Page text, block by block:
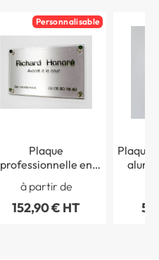
Personnalisable
Plaque
professionnelle en
alu brossé avec
fixations argent
à partir de
152,90 € HT
Plaque